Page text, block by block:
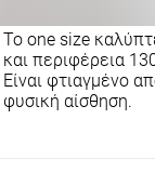
Το one size
και περιφέρεια
Είναι φτιαγμένο
φυσική αίσθηση.